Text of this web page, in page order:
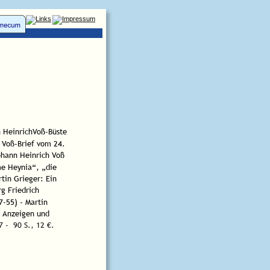
Büste
Brief vom 24.
Heinrich Voß
Heynia“, „die
Grieger: Ein
Friedrich
55) - Martin
und
-  90 S., 12 €.